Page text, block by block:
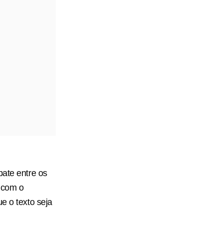
entre os
o
o texto seja